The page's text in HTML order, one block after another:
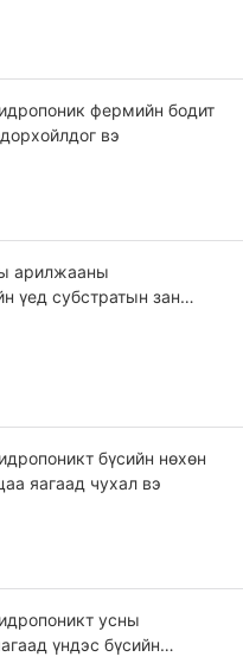
фермийн бодит
вэ
арилжааны
үед субстратын зан
бүсийн нөхөн
яагаад чухал вэ
усны
үндэс бүсийн